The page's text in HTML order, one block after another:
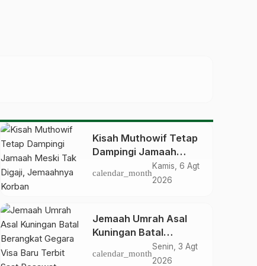
Kisah Muthowif Tetap
Dampingi Jamaah
Meski Tak Digaji,
Jemaahnya Korban
calendar_month
Kamis, 6 Agt
2026
Jemaah Umrah Asal
Kuningan Batal
Berangkat Gegara Visa
Baru Terbit Saat
calendar_month
Senin, 3 Agt
2026